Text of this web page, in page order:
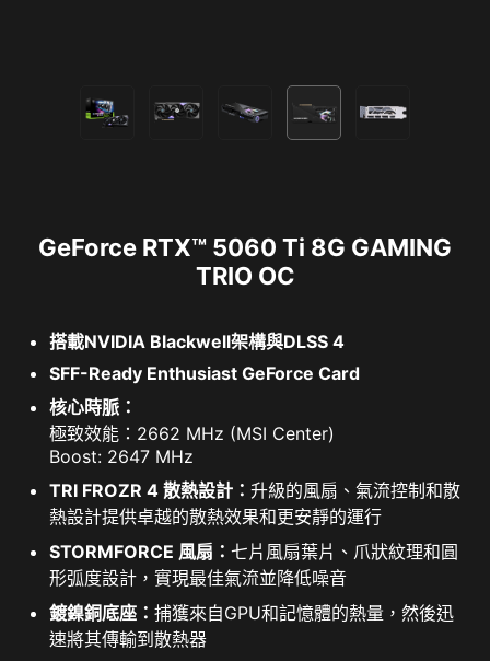
GeForce RTX™ 5060 Ti 8G GAMING
TRIO OC
搭載NVIDIA Blackwell架構與DLSS 4
SFF-Ready Enthusiast GeForce Card
核心時脈：
極致效能：2662 MHz (MSI Center)
Boost: 2647 MHz
TRI FROZR 4 散熱設計： 升級的風扇、氣流控制和散
熱設計提供卓越的散熱效果和更安靜的運行
STORMFORCE 風扇： 七片風扇葉片、爪狀紋理和圓
形弧度設計，實現最佳氣流並降低噪音
鍍鎳銅底座： 捕獲來自GPU和記憶體的熱量，然後迅
速將其傳輸到散熱器